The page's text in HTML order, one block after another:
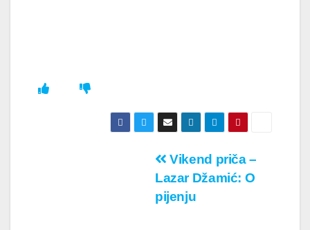
Vikend priča –
Lazar Džamić: O
pijenju